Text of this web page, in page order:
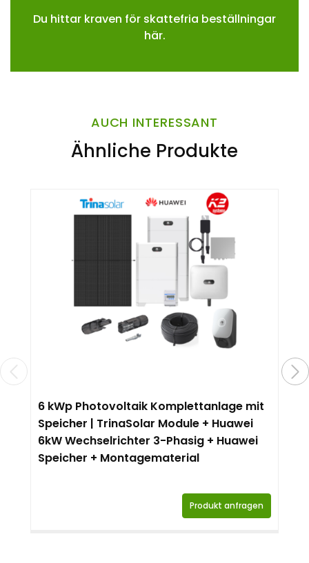
Du hittar kraven för skattefria beställningar
här.
AUCH INTERESSANT
Ähnliche Produkte
6 kWp Photovoltaik Komplettanlage mit
Speicher | TrinaSolar Module + Huawei
6kW Wechselrichter 3-Phasig + Huawei
Speicher + Montagematerial
Produkt anfragen